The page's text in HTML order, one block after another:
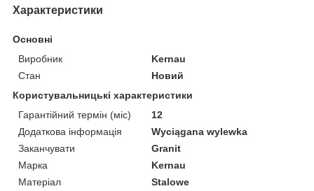
Характеристики
Основні
Виробник
Kernau
Стан
Новий
Користувальницькі характеристики
Гарантійний термін (міс)
12
Додаткова інформація
Wyciągana wylewka
Заканчувати
Granit
Марка
Kernau
Матеріал
Stalowe